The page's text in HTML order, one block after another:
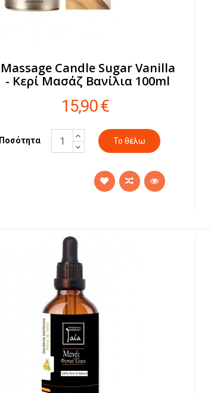
Massage Candle Sugar Vanilla
- Κερί Μασάζ Βανίλια 100ml
15,90 €
Ποσότητα